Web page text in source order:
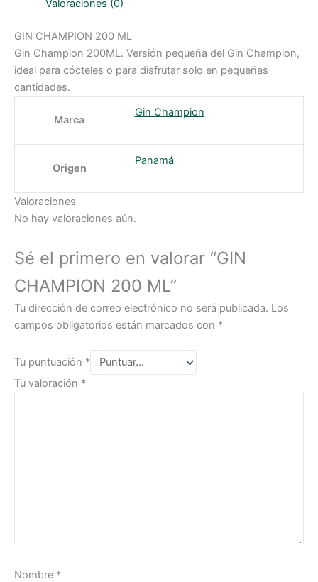
Valoraciones (0)
GIN CHAMPION 200 ML
Gin Champion 200ML. Versión pequeña del Gin Champion,
ideal para cócteles o para disfrutar solo en pequeñas
cantidades.
Marca
Gin Champion
Origen
Panamá
Valoraciones
No hay valoraciones aún.
Sé el primero en valorar “GIN
CHAMPION 200 ML”
Tu dirección de correo electrónico no será publicada. Los
campos obligatorios están marcados con *
Tu puntuación *
Tu valoración *
Nombre *